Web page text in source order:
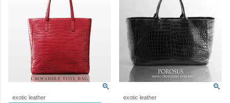
exotic leather
exotic leather